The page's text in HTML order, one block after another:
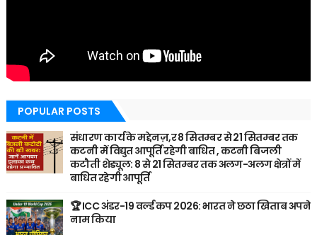
POPULAR POSTS
संधारण कार्य के मद्देनज़,र 8 सितम्बर से 21 सितम्बर तक
कटनी में विद्युत आपूर्ति रहेगी बाधित , कटनी बिजली
कटौती शेड्यूल: 8 से 21 सितम्बर तक अलग-अलग क्षेत्रों में
बाधित रहेगी आपूर्ति
🏆 ICC अंडर-19 वर्ल्ड कप 2026: भारत ने छठा खिताब अपने
नाम किया